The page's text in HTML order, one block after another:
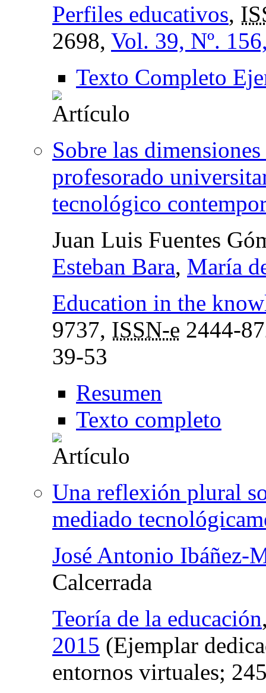
Perfiles educativos,
2698, Vol. 39, Nº.
Texto Completo
Sobre las
profesorado
tecnológico
Juan Luis Fuentes
Esteban Bara, María
Education in the
9737, ISSN-e 2444-
39-53
Resumen
Texto completo
Una reflexión plural
mediado
José Antonio Ibáñez-
Calcerrada
Teoría de la educación
2015 (Ejemplar
entornos virtuales;